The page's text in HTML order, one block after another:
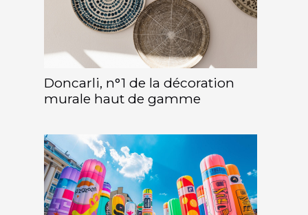
Doncarli, n°1 de la décoration
murale haut de gamme